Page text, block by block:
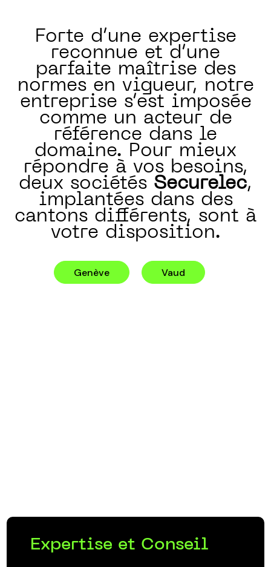
Forte d’une expertise
reconnue et d’une
parfaite maîtrise des
normes en vigueur, notre
entreprise s’est imposée
comme un acteur de
référence dans le
domaine. Pour mieux
répondre à vos besoins,
deux sociétés Securelec,
implantées dans des
cantons différents, sont à
votre disposition.
Genève Vaud
Expertise et Conseil